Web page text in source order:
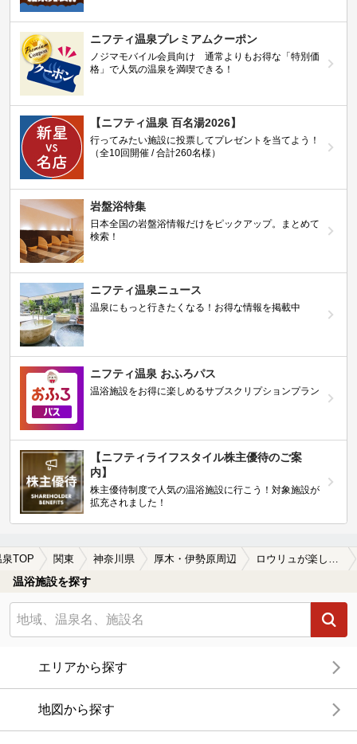
ニフティ温泉プレミアムクーポン
ノジマモバイル会員向け 通常よりもお得な「特別価
格」で人気の温泉を満喫できる！
【ニフティ温泉 百名湯2026】
行ってみたい施設に投票してプレゼントを当てよう！
（全10回開催 / 合計260名様）
岩盤浴特集
日本全国の岩盤浴情報だけをピックアップ。まとめて
検索！
ニフティ温泉ニュース
温泉にもっと行きたくなる！お得な情報を掲載中
ニフティ温泉 おふろパス
温浴施設をお得に楽しめるサブスクリプションプラン
【ニフティライフスタイル株主優待のご案
内】
株主優待制度で人気の温浴施設に行こう！対象施設が
拡充されました！
泉TOP 関東 神奈川県 厚木・伊勢原周辺 ロウリュが楽しめる厚木・伊勢原周辺の温泉、日帰り温泉、スーパー銭湯おすすめ
温浴施設を探す
エリアから探す
地図から探す